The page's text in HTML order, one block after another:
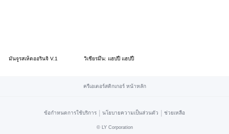
มันจูรสเห็ดออรินจิ V.1 วิเชียรมึน: แฮปปี้ แฮปปี้
ครีเอเตอร์สติกเกอร์ หน้าหลัก
ข้อกำหนดการใช้บริการ | นโยบายความเป็นส่วนตัว | ช่วยเหลือ
© LY Corporation